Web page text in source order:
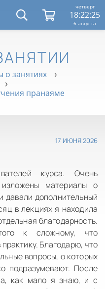
четверг
18:22:26
6 августа
о занятиях
пранаяме
17 ИЮНЯ 2026
курса. Очень
материалы о
давали дополнительный
в лекциях я находила
благодарность.
к сложному, что
Благодарю, что
вопросы, о которых
подразумевают. После
как мало я знаю, и с